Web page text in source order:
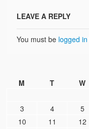
LEAVE A REPLY
You must be logged in
M
T W
3
4 5
10
11 12